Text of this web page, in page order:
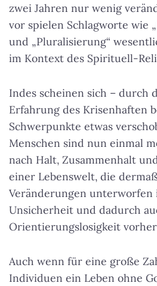
zwei Jahren nur wenig
vor spielen Schlagworte wie
und „Pluralisierung“
im Kontext des Spirituell-
Indes scheinen sich – durch
Erfahrung des Krisenhaften
Schwerpunkte etwas
Menschen sind nun einmal
nach Halt, Zusammenhalt
einer Lebenswelt, die
Veränderungen unterworfen
Unsicherheit und dadurch
Orientierungslosigkeit
Auch wenn für eine große
Individuen ein Leben ohne